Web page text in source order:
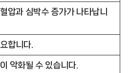
압과 심박수 증가가 나타납니
합니다.
악화될 수 있습니다.